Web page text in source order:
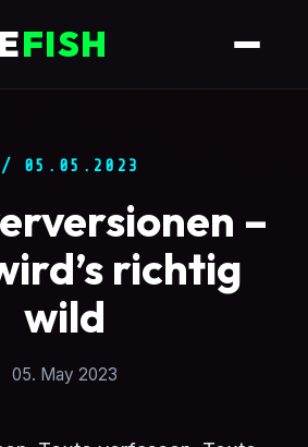
FISH
05.05.2023
–
richtig
wild
05. May 2023